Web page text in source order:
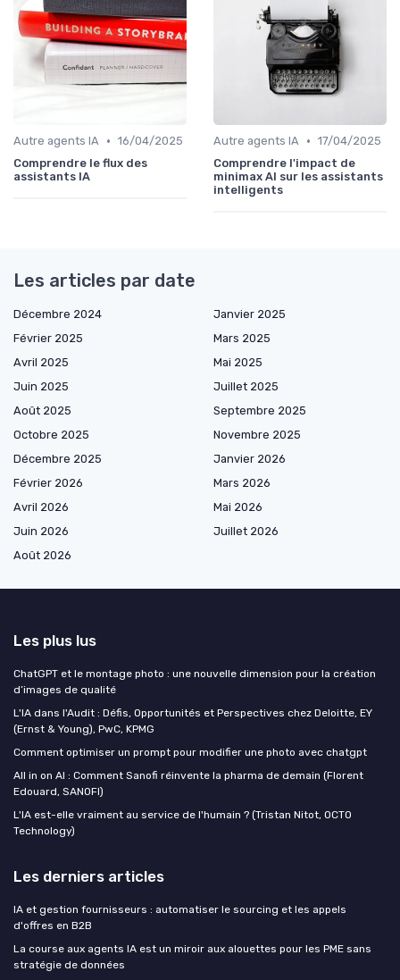
Autre agents IA • 16/04/2025
Comprendre le flux des
assistants IA
Autre agents IA • 17/04/2025
Comprendre l'impact de
minimax AI sur les assistants
intelligents
Les articles par date
Décembre 2024
Janvier 2025
Février 2025
Mars 2025
Avril 2025
Mai 2025
Juin 2025
Juillet 2025
Août 2025
Septembre 2025
Octobre 2025
Novembre 2025
Décembre 2025
Janvier 2026
Février 2026
Mars 2026
Avril 2026
Mai 2026
Juin 2026
Juillet 2026
Août 2026
Les plus lus
ChatGPT et le montage photo : une nouvelle dimension pour la création
d’images de qualité
L'IA dans l'Audit : Défis, Opportunités et Perspectives chez Deloitte, EY
(Ernst & Young), PwC, KPMG
Comment optimiser un prompt pour modifier une photo avec chatgpt
All in on AI : Comment Sanofi réinvente la pharma de demain (Florent
Edouard, SANOFI)
L'IA est-elle vraiment au service de l'humain ? (Tristan Nitot, OCTO
Technology)
Les derniers articles
IA et gestion fournisseurs : automatiser le sourcing et les appels
d'offres en B2B
La course aux agents IA est un miroir aux alouettes pour les PME sans
stratégie de données